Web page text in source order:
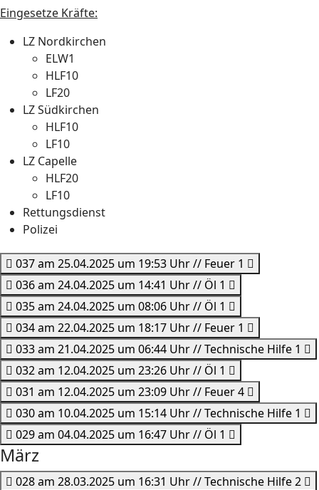
Eingesetze Kräfte:
LZ Nordkirchen
ELW1
HLF10
LF20
LZ Südkirchen
HLF10
LF10
LZ Capelle
HLF20
LF10
Rettungsdienst
Polizei
037 am 25.04.2025 um 19:53 Uhr // Feuer 1
036 am 24.04.2025 um 14:41 Uhr // Öl 1
035 am 24.04.2025 um 08:06 Uhr // Öl 1
034 am 22.04.2025 um 18:17 Uhr // Feuer 1
033 am 21.04.2025 um 06:44 Uhr // Technische Hilfe 1
032 am 12.04.2025 um 23:26 Uhr // Öl 1
031 am 12.04.2025 um 23:09 Uhr // Feuer 4
030 am 10.04.2025 um 15:14 Uhr // Technische Hilfe 1
029 am 04.04.2025 um 16:47 Uhr // Öl 1
März
028 am 28.03.2025 um 16:31 Uhr // Technische Hilfe 2